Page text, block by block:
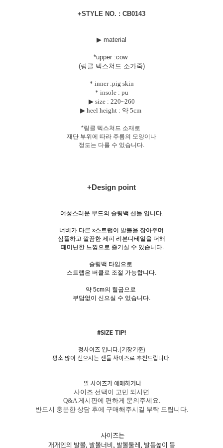
+STYLE NO. : CB0143
▶ material
*upper :cow
(링클 텍스쳐드 소가죽)
* inner :pig skin
* insole : pu
▶ size : 220~260
▶ heel height : 약 5cm
*링클 텍스쳐드 소재로
재단 부위에 따라 주름의 모양이나
정도는 다를 수 있습니다.
+Design point
여성스러운 무드의 슬링백 샌들 입니다.
너비가 다른 x스트랩이 발볼을 잡아주며
심플하고 깔끔한 제피 리본디테일을 더해
페미닌한 느낌으로 즐기실 수 있습니다.
슬링백 타입으로
스트랩은 버클로 조절 가능합니다.
약 5cm의 힐굽으로
부담없이 신으실 수 있습니다.
#SIZE TIP!
정사이즈 입니다.(기장기준)
평소 많이 신으시는 샌들 사이즈로 추천드립니다.
발 사이즈가 애매하거나
사이즈 선택이 고민 되시면
Q&A 게시판에 편하게 문의주세요.
반드시 충분한 상담 후에 구매해주시길 부탁 드립니다.
사이즈는
개개인의 발볼, 발볼너비, 발볼둘레, 발등높이 등